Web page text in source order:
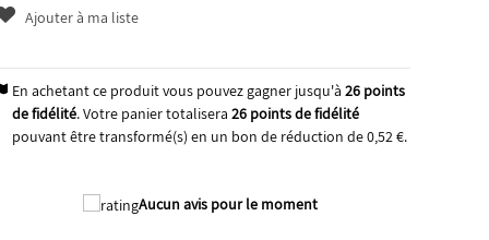
Ajouter à ma liste
En achetant ce produit vous pouvez gagner jusqu'à 26points
de fidélité. Votre panier totalisera 26points de fidélité
pouvant être transformé(s) en un bon de réduction de0,52 €.
Aucun avis pour le moment